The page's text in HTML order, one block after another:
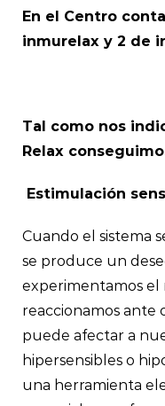
En el Centro
inmurelax y 2 de
Tal como nos
Relax
Estimulación
Cuando el sistema
se produce un
experimentamos
reaccionamos ante
puede afectar a
hipersensibles o
una herramienta